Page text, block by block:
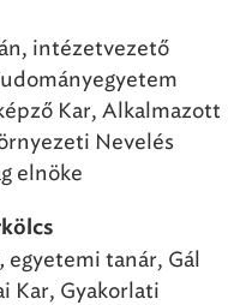
intézetvezető
Kar, Alkalmazott
Nevelés
elnöke
egyetemi tanár, Gál
Kar, Gyakorlati